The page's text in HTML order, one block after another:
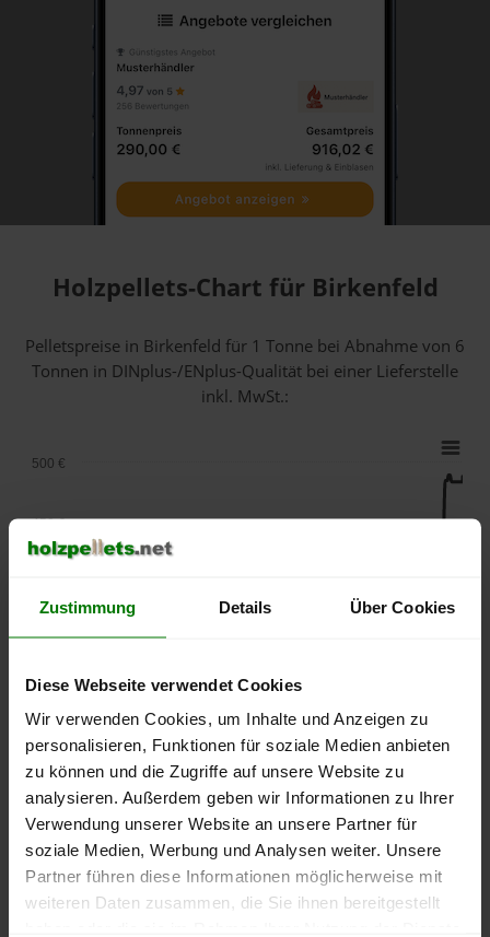
Zustimmung Details Über Cookies
Diese Webseite verwendet Cookies
Wir verwenden Cookies, um Inhalte und Anzeigen zu
personalisieren, Funktionen für soziale Medien anbieten
zu können und die Zugriffe auf unsere Website zu
analysieren. Außerdem geben wir Informationen zu Ihrer
Verwendung unserer Website an unsere Partner für
soziale Medien, Werbung und Analysen weiter. Unsere
Partner führen diese Informationen möglicherweise mit
weiteren Daten zusammen, die Sie ihnen bereitgestellt
Holzpellets-Chart für Birkenfeld
Pelletspreise in Birkenfeld für 1 Tonne bei Abnahmevon 6
Tonnen in DINplus-/ENplus-Qualität bei einer Lieferstelle
inkl. MwSt.:
lose Ware Sackware
September
2025
Januar
2026
Mai
2026
250 €
450 €
500 €
Die aktuelle Preisentwicklung für Holzpellets in Deutschland
können Sie jederzeit auf unsererPelletspreise-Seite